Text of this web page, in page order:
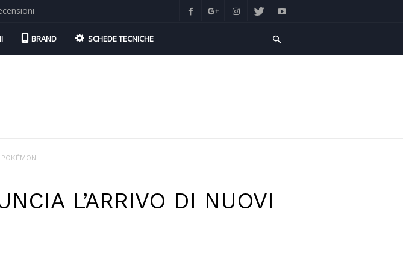
BRAND SCHEDE TECNICHE
L’ARRIVO DI NUOVI